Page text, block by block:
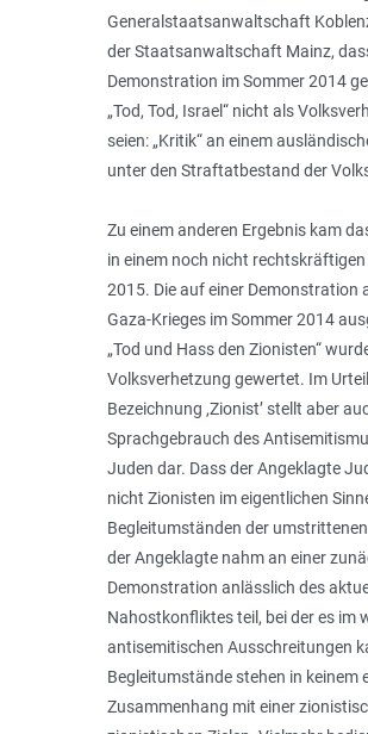
Generalstaatsanwaltschaft
der Staatsanwaltschaft Mainz,
Demonstration im Sommer 2014
„Tod, Tod, Israel“ nicht als
seien: „Kritik“ an einem
unter den Straftatbestand der
Zu einem anderen Ergebnis kam
in einem noch nicht
2015. Die auf einer Demonstration
Gaza-Krieges im Sommer 2014
„Tod und Hass den Zionisten“
Volksverhetzung gewertet. Im Urteil
Bezeichnung ,Zionist’ stellt aber
Sprachgebrauch des
Juden dar. Dass der Angeklagte
nicht Zionisten im eigentlichen
Begleitumständen der
der Angeklagte nahm an einer
Demonstration anlässlich des
Nahostkonfliktes teil, bei der es im
antisemitischen Ausschreitungen
Begleitumstände stehen in keinem
Zusammenhang mit einer